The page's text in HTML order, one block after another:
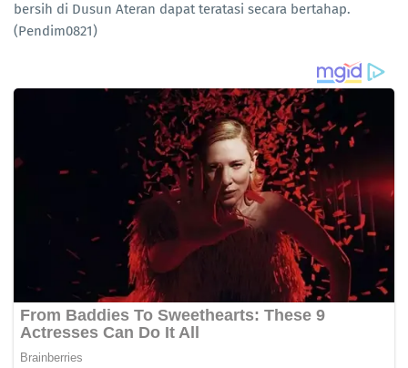
bersih di Dusun Ateran dapat teratasi secara bertahap.
(Pendim0821)